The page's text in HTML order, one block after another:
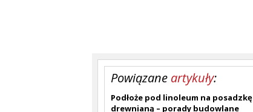
Powiązane artykuły:
Podłoże pod linoleum na posadzkę
drewnianą – porady budowlane